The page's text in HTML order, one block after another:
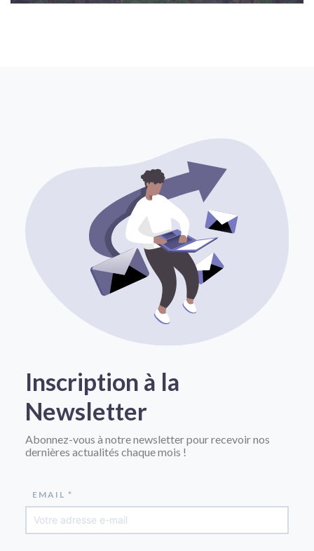
Inscription à la
Newsletter
Abonnez-vous à notre newsletter pour recevoir nos
dernières actualités chaque mois !
EMAIL *